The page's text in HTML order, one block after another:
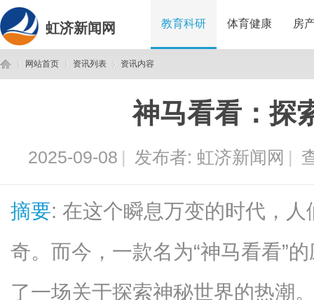
虹济新闻网 教育科研 体育健康 房
网站首页 资讯列表 资讯内容
神马看看：探
2025-09-08 | 发布者: 虹济新闻网 |
摘要: 在这个瞬息万变的时代，
奇。而今，一款名为“神马看看”
了一场关于探索神秘世界的热潮